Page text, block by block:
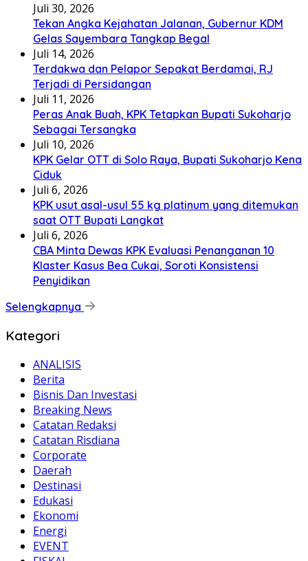
Juli 30, 2026
Tekan Angka Kejahatan Jalanan, Gubernur KDM
Gelas Sayembara Tangkap Begal
Juli 14, 2026
Terdakwa dan Pelapor Sepakat Berdamai, RJ
Terjadi di Persidangan
Juli 11, 2026
Peras Anak Buah, KPK Tetapkan Bupati Sukoharjo
Sebagai Tersangka
Juli 10, 2026
KPK Gelar OTT di Solo Raya, Bupati Sukoharjo Kena
Ciduk
Juli 6, 2026
KPK usut asal-usul 55 kg platinum yang ditemukan
saat OTT Bupati Langkat
Juli 6, 2026
CBA Minta Dewas KPK Evaluasi Penanganan 10
Klaster Kasus Bea Cukai, Soroti Konsistensi
Penyidikan
Selengkapnya
Kategori
ANALISIS
Berita
Bisnis Dan Investasi
Breaking News
Catatan Redaksi
Catatan Risdiana
Corporate
Daerah
Destinasi
Edukasi
Ekonomi
Energi
EVENT